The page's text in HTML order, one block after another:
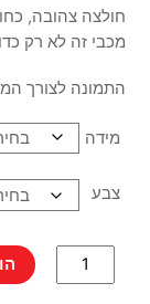
חולצה צהובה,
מכבי זה לא רק
התמונה לצורך
מידה
צבע
של